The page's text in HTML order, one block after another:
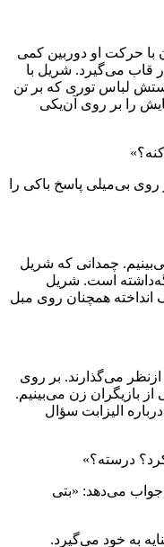
با حرکت او دوربین کمی
قاب می‌گیرد. شریل با
لباس توری که بر تن
را بر روی آن‌یکی
روی بی‌میلی پاسخ باکی را
چمدانی که شریل
است. شریل
همچنان روی مبل
می‌گذارند. بر روی
از بازیگران زن می‌بینیم.
الیزابت سؤال
درسته؟»
جواب می‌دهد: «بتی
به خود می‌گیرد.